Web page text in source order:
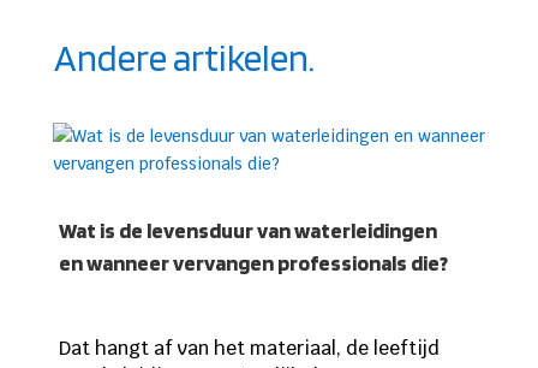
Andere artikelen.
Wat is de levensduur van waterleidingen
en wanneer vervangen professionals die?
Dat hangt af van het materiaal, de leeftijd